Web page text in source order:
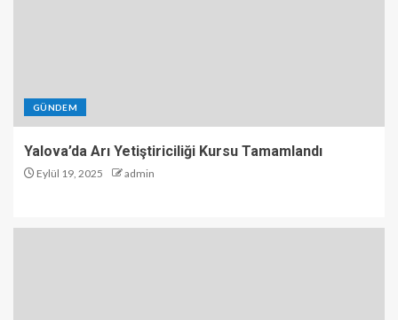
GÜNDEM
Yalova’da Arı Yetiştiriciliği Kursu Tamamlandı
Eylül 19, 2025 admin